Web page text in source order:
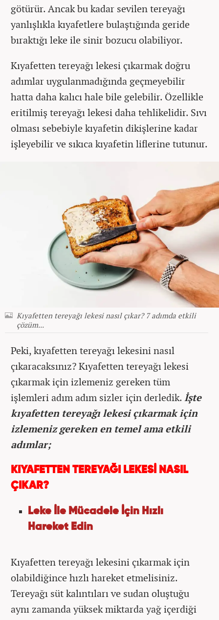
götürür. Ancak bu kadar sevilen tereyağı
yanlışlıkla kıyafetlere bulaştığında geride
bıraktığı leke ile sinir bozucu olabiliyor.
Kıyafetten tereyağı lekesi çıkarmak doğru
adımlar uygulanmadığında geçmeyebilir
hatta daha kalıcı hale bile gelebilir. Özellikle
eritilmiş tereyağı lekesi daha tehlikelidir. Sıvı
olması sebebiyle kıyafetin dikişlerine kadar
işleyebilir ve sıkıca kıyafetin liflerine tutunur.
Kıyafetten tereyağı lekesi nasıl çıkar? 7 adımda etkili
çözüm...
Peki, kıyafetten tereyağı lekesini nasıl
çıkaracaksınız? Kıyafetten tereyağı lekesi
çıkarmak için izlemeniz gereken tüm
işlemleri adım adım sizler için derledik.İşte
kıyafetten tereyağı lekesi çıkarmak için
izlemeniz gereken en temel ama etkili
adımlar;
KIYAFETTEN TEREYAĞI LEKESİ NASIL
ÇIKAR?
Leke İle Mücadele İçin Hızlı
Hareket Edin
Kıyafetten tereyağı lekesini çıkarmak için
olabildiğince hızlı hareket etmelisiniz.
Tereyağı süt kalıntıları ve sudan oluştuğu
aynı zamanda yüksek miktarda yağ içerdiği